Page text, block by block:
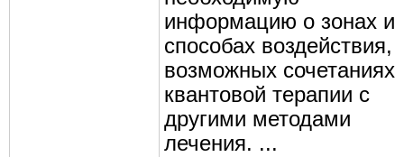
информацию о зонах и
способах воздействия,
возможных сочетаниях
квантовой терапии с
другими методами
лечения. ...